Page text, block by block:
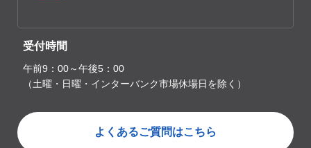
受付時間
午前9：00～午後5：00
（土曜・日曜・インターバンク市場休場日を除く）
よくあるご質問はこちら